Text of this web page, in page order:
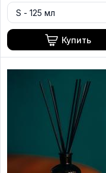
Купить